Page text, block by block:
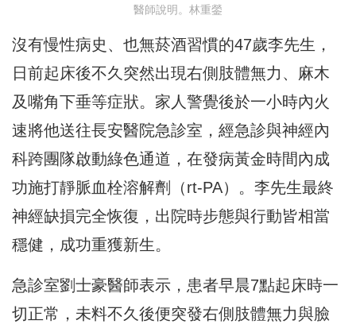
醫師說明。林重鎣
沒有慢性病史、也無菸酒習慣的47歲李先生，
日前起床後不久突然出現右側肢體無力、麻木
及嘴角下垂等症狀。家人警覺後於一小時內火
速將他送往長安醫院急診室，經急診與神經內
科跨團隊啟動綠色通道，在發病黃金時間內成
功施打靜脈血栓溶解劑（rt-PA）。李先生最終
神經缺損完全恢復，出院時步態與行動皆相當
穩健，成功重獲新生。
急診室劉士豪醫師表示，患者早晨7點起床時一
切正常，未料不久後便突發右側肢體無力與臉